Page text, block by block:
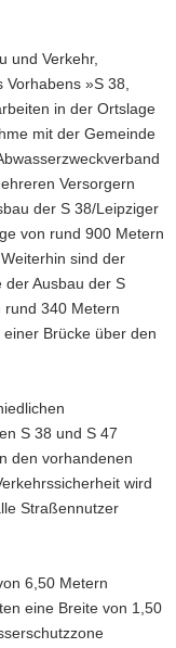
und Verkehr,
»S 38,
in der Ortslage
mit der Gemeinde
Versorgern
der S 38/Leipziger
von rund 900 Metern
sind der
der Ausbau der S
340 Metern
Brücke über den
S 38 und S 47
den vorhandenen
wird
Straßennutzer
6,50 Metern
eine Breite von 1,50